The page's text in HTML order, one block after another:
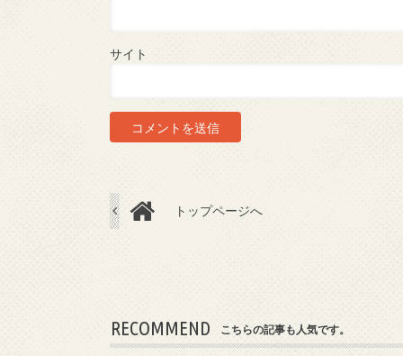
サイト
トップページへ
RECOMMEND こちらの記事も人気です。